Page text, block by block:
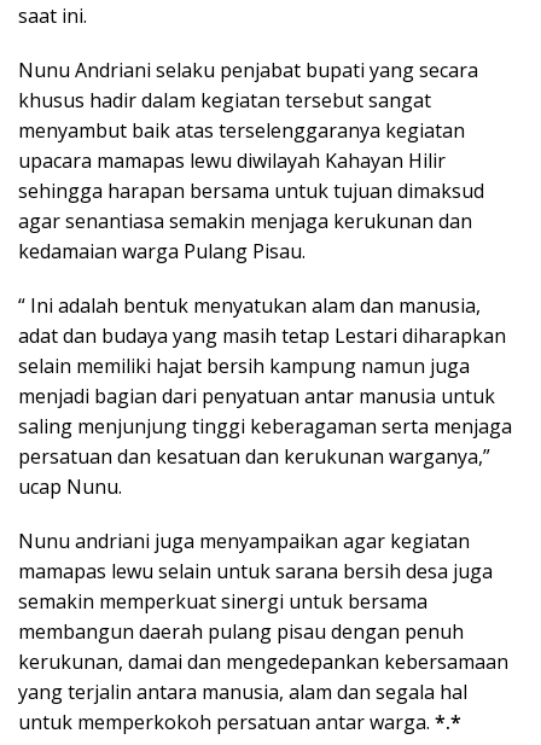
saat ini.
Nunu Andriani selaku penjabat bupati yang secara
khusus hadir dalam kegiatan tersebut sangat
menyambut baik atas terselenggaranya kegiatan
upacara mamapas lewu diwilayah Kahayan Hilir
sehingga harapan bersama untuk tujuan dimaksud
agar senantiasa semakin menjaga kerukunan dan
kedamaian warga Pulang Pisau.
“ Ini adalah bentuk menyatukan alam dan manusia,
adat dan budaya yang masih tetap Lestari diharapkan
selain memiliki hajat bersih kampung namun juga
menjadi bagian dari penyatuan antar manusia untuk
saling menjunjung tinggi keberagaman serta menjaga
persatuan dan kesatuan dan kerukunan warganya,”
ucap Nunu.
Nunu andriani juga menyampaikan agar kegiatan
mamapas lewu selain untuk sarana bersih desa juga
semakin memperkuat sinergi untuk bersama
membangun daerah pulang pisau dengan penuh
kerukunan, damai dan mengedepankan kebersamaan
yang terjalin antara manusia, alam dan segala hal
untuk memperkokoh persatuan antar warga. *.*